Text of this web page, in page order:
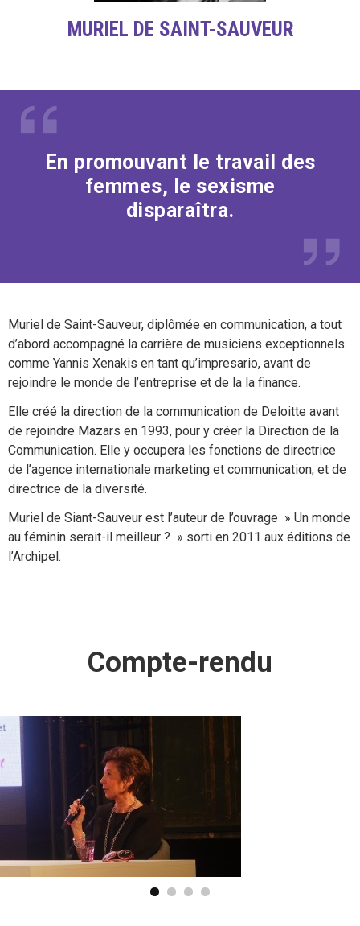
MURIEL DE SAINT-SAUVEUR
En promouvant le travail des
femmes, le sexisme
disparaîtra.
Muriel de Saint-Sauveur, diplômée en communication, a tout
d’abord accompagné la carrière de musiciens exceptionnels
comme Yannis Xenakis en tant qu’impresario, avant de
rejoindre le monde de l’entreprise et de la la finance.
Elle créé la direction de la communication de Deloitte avant
de rejoindre Mazars en 1993, pour y créer la Direction de la
Communication. Elle y occupera les fonctions de directrice
de l’agence internationale marketing et communication, et de
directrice de la diversité.
Muriel de Siant-Sauveur est l’auteur de l’ouvrage » Un monde
au féminin serait-il meilleur ? » sorti en 2011 aux éditions de
l’Archipel.
Compte-rendu